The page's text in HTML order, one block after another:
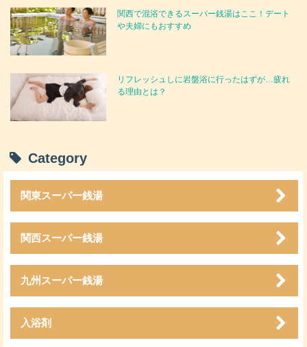
関西で混浴できるスーパー銭湯はここ！デート
や夫婦にもおすすめ
リフレッシュしに岩盤浴に行ったはずが…疲れ
る理由とは？
Category
関東スーパー銭湯
関西スーパー銭湯
九州スーパー銭湯
入浴剤